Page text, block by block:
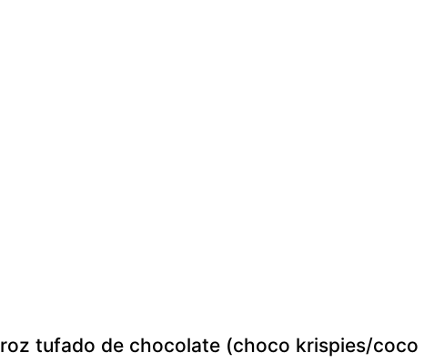
tufado de chocolate (choco krispies/coco